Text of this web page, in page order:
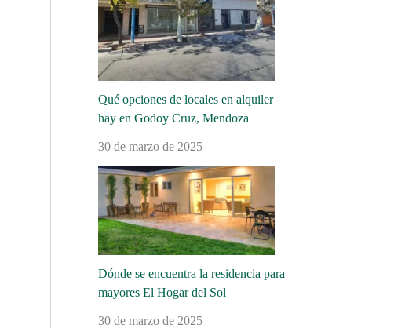
Qué opciones de locales en alquiler
hay en Godoy Cruz, Mendoza
30 de marzo de 2025
Dónde se encuentra la residencia para
mayores El Hogar del Sol
30 de marzo de 2025